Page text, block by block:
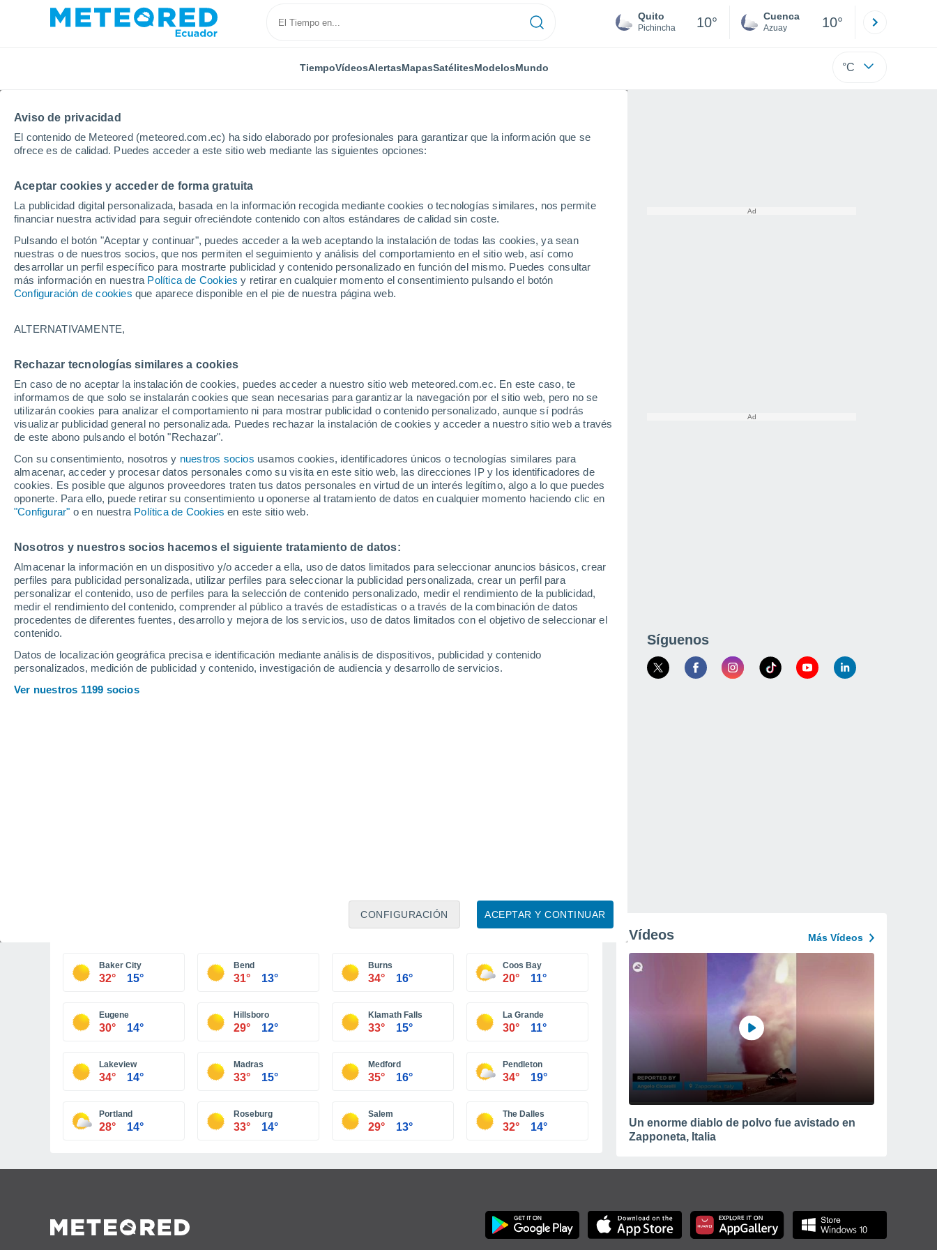
Aviso de privacidad
El contenido de Meteored (meteored.com.ec) ha sido elaborado por profesionales para garantizar que la información que se
ofrece es de calidad. Puedes acceder a este sitio web mediante las siguientes opciones:
Aceptar cookies y acceder de forma gratuita
La publicidad digital personalizada, basada en la información recogida mediante cookies o tecnologías similares, nos permite
financiar nuestra actividad para seguir ofreciéndote contenido con altos estándares de calidad sin coste.
Pulsando el botón "Aceptar y continuar", puedes acceder a la web aceptando la instalación de todas las cookies, ya sean
nuestras o de nuestros socios, que nos permiten el seguimiento y análisis del comportamiento en el sitio web, así como
desarrollar un perfil específico para mostrarte publicidad y contenido personalizado en función del mismo. Puedes consultar
más información en nuestra Política de Cookies y retirar en cualquier momento el consentimiento pulsando el botón
Configuración de cookies que aparece disponible en el pie de nuestra página web.
ALTERNATIVAMENTE,
Rechazar tecnologías similares a cookies
En caso de no aceptar la instalación de cookies, puedes acceder a nuestro sitio web meteored.com.ec. En este caso, te
informamos de que solo se instalarán cookies que sean necesarias para garantizar la navegación por el sitio web, pero no se
utilizarán cookies para analizar el comportamiento ni para mostrar publicidad o contenido personalizado, aunque sí podrás
visualizar publicidad general no personalizada. Puedes rechazar la instalación de cookies y acceder a nuestro sitio web a través
de este abono pulsando el botón "Rechazar".
Con su consentimiento, nosotros y nuestros socios usamos cookies, identificadores únicos o tecnologías similares para
almacenar, acceder y procesar datos personales como su visita en este sitio web, las direcciones IP y los identificadores de
cookies. Es posible que algunos proveedores traten tus datos personales en virtud de un interés legítimo, algo a lo que puedes
oponerte. Para ello, puede retirar su consentimiento u oponerse al tratamiento de datos en cualquier momento haciendo clic en
"Configurar" o en nuestra Política de Cookies en este sitio web.
Nosotros y nuestros socios hacemos el siguiente tratamiento de datos:
Almacenar la información en un dispositivo y/o acceder a ella, uso de datos limitados para seleccionar anuncios básicos, crear
perfiles para publicidad personalizada, utilizar perfiles para seleccionar la publicidad personalizada, crear un perfil para
personalizar el contenido, uso de perfiles para la selección de contenido personalizado, medir el rendimiento de la publicidad,
medir el rendimiento del contenido, comprender al público a través de estadísticas o a través de la combinación de datos
procedentes de diferentes fuentes, desarrollo y mejora de los servicios, uso de datos limitados con el objetivo de seleccionar el
contenido.
Datos de localización geográfica precisa e identificación mediante análisis de dispositivos, publicidad y contenido
personalizados, medición de publicidad y contenido, investigación de audiencia y desarrollo de servicios.
Ver nuestros 1199 socios
ACEPTAR Y CONTINUAR
CONFIGURACIÓN
Quito
Pichincha 10° Cuenca
Azuay 10°
TiempoVídeosAlertasMapasSatélitesModelosMundo °C
Inicio Estados Unidos Estado de Oregon
Tiempo en el Estado de Oregon
Hoy, 9 agosto Todo el día Símbolo
34°
14°
32°
15°
31°
13°
Bend
34°
20°
Coos Bay
14°
Eugene
33°
La Grande
33°
35°
16°
Medford
Roseburg
29°
13°
Salem
37°
20°
Vale
Síguenos
Baker City
32° 15°
Bend
31° 13°
Burns
34° 16°
Coos Bay
20° 11°
Eugene
30° 14°
Hillsboro
29° 12°
Klamath Falls
33° 15°
La Grande
30° 11°
Lakeview
34° 14°
Madras
33° 15°
Medford
35° 16°
Pendleton
34° 19°
Portland
28° 14°
Roseburg
33° 14°
Salem
29° 13°
The Dalles
32° 14°
Vídeos Más Vídeos
Un enorme diablo de polvo fue avistado en
Zapponeta, Italia